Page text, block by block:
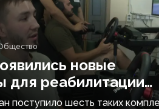
новые
для реабилитации
поступило шесть таких